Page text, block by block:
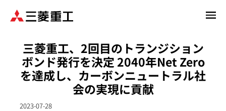
三菱重工、2回目のトランジション
ボンド発行を決定 2040年Net Zero
を達成し、カーボンニュートラル社
会の実現に貢献
2023-07-28